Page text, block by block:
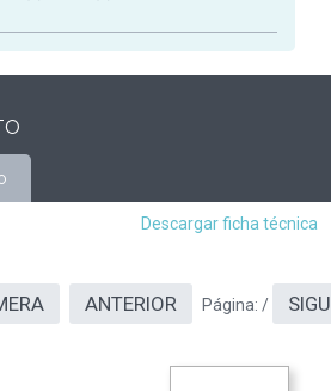
Descargar ficha técnica
ANTERIOR Página: /